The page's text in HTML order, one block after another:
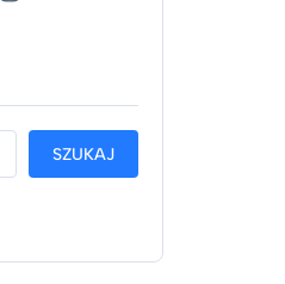
SZUKAJ